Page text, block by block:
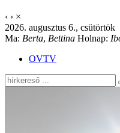
‹ › ×
2026. augusztus 6., csütörtök
Ma: Berta, Bettina Holnap:
OVTV